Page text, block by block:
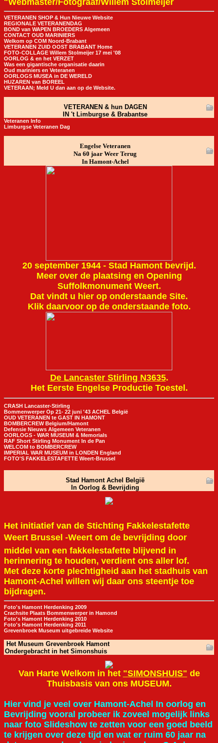
"Webmaster/Fotograaf/Willem Stolmeijer
VETERANEN SHOP & Hun Nieuwe Website
REGIONALE VETERANENDAG
BOND van WAPEN BROEDERS Algemeen
CONTACT OUD MARINIERS
Welkom op COM Noord-Brabant
VETERANEN ZUID OOST BRABANT Home
FOTO-COLLAGE Willem Stolmeijer 17 mei '08
OORLOG & en het VERZET
Was een gigantische organisatie daarin
Oud mariniers en Veteranen
OORLOGS MUSEA in DE WERELD
HUZAREN van BOREEL
VETERAAN; Meld U dan aan op de Website.
VETERANEN & hun DAGEN
IN 't Limburgse & Brabantse
Veteranen Info
Limburgse Veteranen Dag
Engelse Veteranen
Na 60 jaar Weer Terug
In Hamont-Achel
20 september 1944 - Stad Hamont bevrijd.
Meer over de plaatsing en Opening
Suffolkmonument Weert.
Dat vindt u hier op onderstaande Site.
Klik daarvoor op de onderstaande foto.
De Lancaster Stirling N3635.
Het Eerste Engelse Productie Toestel.
CRASH Lancaster-Stirling
Bommenwerper Op 21- 22 juni '43 ACHEL België
OUD VETERANEN te GAST IN HAMONT
BOMBERCREW Belgium/Hamont
Defensie Nieuws Algemeen Veteranen
OORLOGS - WAR MUSEUM & Memorials
RAF Short Stirling Monument In de Pan
WELCOM to BOMBERCREW
IMPERIAL WAR MUSEUM in LONDEN England
FOTO'S FAKKELESTAFETTE Weert-Brussel
Stad Hamont Achel België
In Oorlog & Bevrijding
Het initiatief van de Stichting Fakkelestafette
Weert Brussel -Weert om de bevrijding door
middel van een fakkelestafette blijvend in
herinnering te houden, verdient ons aller lof.
Met deze korte plechtigheid aan het stadhuis van
Hamont-Achel willen wij daar ons steentje toe
bijdragen.
Foto's Hamont Herdenking 2009
Crachsite Plaats Bommenwerper in Hamond
Foto's Hamont Herdenking 2010
Foto's Hamont Herdenking 2011
Grevenbroek Museum uitgebreide Website
Het Museum Grevenbroek Hamont
Ondergebracht in het Simonshuis
Van Harte Welkom in het "SIMONSHUIS" de
Thuisbasis van ons MUSEUM.
Hier vind je veel over Hamont-Achel In oorlog en
Bevrijding vooral probeer ik zoveel mogelijk links
naar foto Slideshow te zetten voor een goed beeld
te krijgen over deze tijd en wat er ruim 60 jaar na